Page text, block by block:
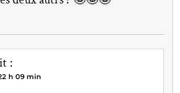
:
h 09 min